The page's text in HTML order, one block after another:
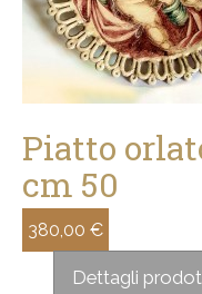
Piatto
cm 50
380,00 €
Dettagli